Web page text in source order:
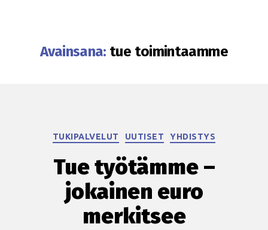
Avainsana: tue toimintaamme
Kategoriat
TUKIPALVELUT UUTISET YHDISTYS
Tue työtämme –
jokainen euro
merkitsee